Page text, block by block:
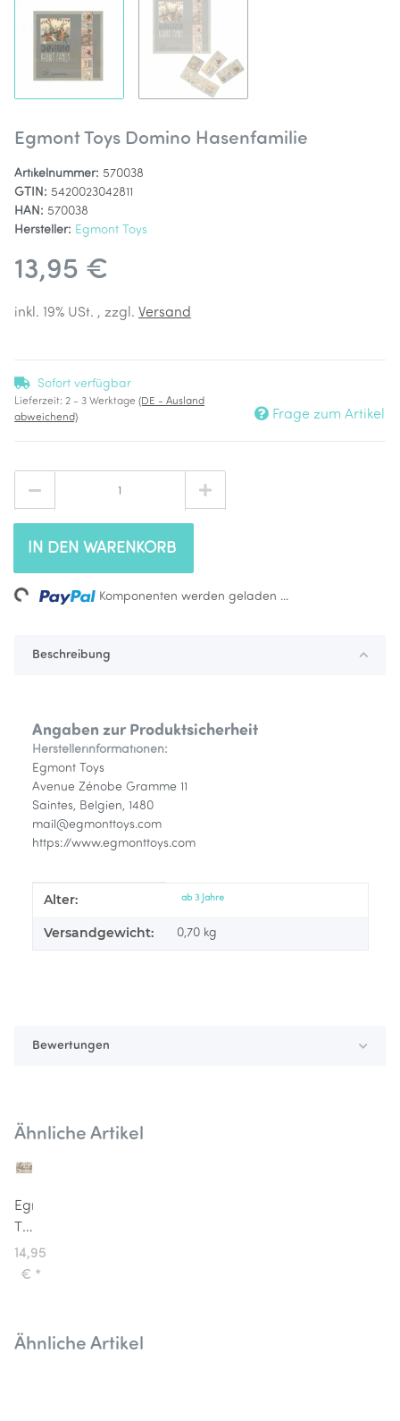
Egmont Toys Domino Hasenfamilie
Artikelnummer: 570038
GTIN: 5420023042811
HAN: 570038
Hersteller: Egmont Toys
13,95 €
inkl. 19% USt. , zzgl. Versand
Sofort verfügbar
Lieferzeit: 2 - 3 Werktage (DE - Ausland
abweichend)
Frage zum Artikel
IN DEN WARENKORB
Komponenten werden geladen ...
Beschreibung
Angaben zur Produktsicherheit
Herstellerinformationen:
Egmont Toys
Avenue Zénobe Gramme 11
Saintes, Belgien, 1480
mail@egmonttoys.com
https://www.egmonttoys.com
Produkteigenschaft
Wert
Alter: ab 3 Jahre
Versandgewicht: 0,70 kg
Bewertungen
Ähnliche Artikel
Egmont
Toys
Riesenpuzzle
Bodenpuzzel
14,95
€ *
Ähnliche Artikel